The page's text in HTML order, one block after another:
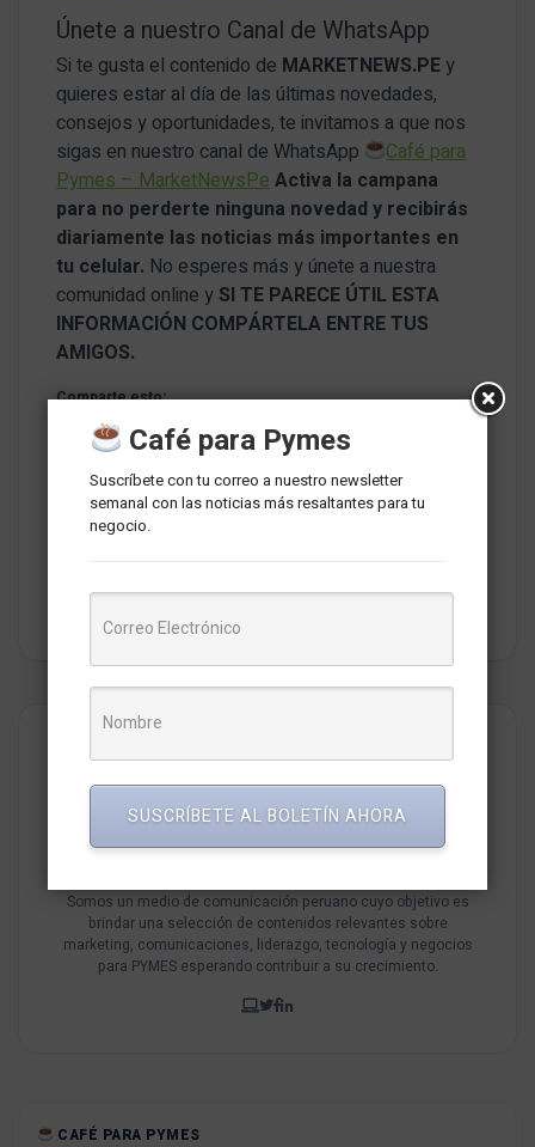
Únete a nuestro Canal de WhatsApp
Si te gusta el contenido de MARKETNEWS.PE y
quieres estar al día de las últimas novedades,
consejos y oportunidades, te invitamos a que nos
sigas en nuestro canal de WhatsApp
Café para
Pymes – MarketNewsPe Activa la campana
para no perderte ninguna novedad y recibirás
diariamente las noticias más importantes en
tu celular. No esperes más y únete a nuestra
comunidad online y SI TE PARECE ÚTIL ESTA
INFORMACIÓN COMPÁRTELA ENTRE TUS
AMIGOS.
Comparte esto:
Somos un medio de comunicación peruano cuyo objetivo es
brindar una selección de contenidos relevantes sobre
marketing, comunicaciones, liderazgo, tecnología y negocios
para PYMES esperando contribuir a su crecimiento.
CAFÉ PARA PYMES
Café para Pymes
Suscríbete con tu correo a nuestro newsletter
semanal con las noticias más resaltantes para tu
negocio.
SUSCRÍBETE AL BOLETÍN AHORA